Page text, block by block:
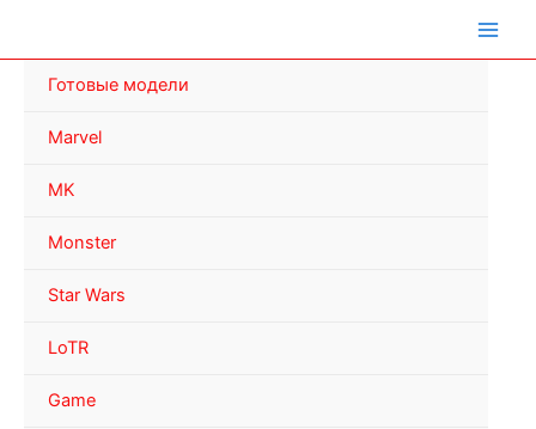
Готовые модели
Marvel
MK
Monster
Star Wars
LoTR
Game